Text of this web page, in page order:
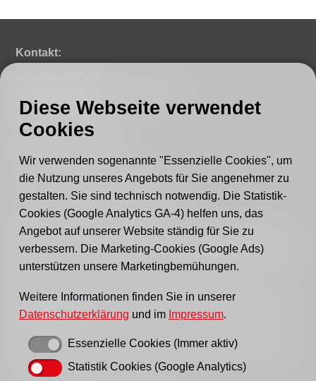
Kontakt:
Lindenstraße 46
15517 Fürstenwalde
Fax: 03361 - 592221
E-mail:post@awo-fuewa.de
Sprechzeiten Geschäftsstelle:
Sie erreichen uns persönlich telefonisch donnerstags
von 9–12 Uhr bzw. dienstags und donnerstags von 14–
16 Uhr.
Außerhalb der Sprechzeiten erreichen Sie uns
Kontaktformular.
Gern können Sie uns auch einen Brief schreiben oder
ein Fax senden.
Diese Webseite verwendet
Cookies
Wir verwenden sogenannte "Essenzielle Cookies", um
die Nutzung unseres Angebots für Sie angenehmer zu
gestalten. Sie sind technisch notwendig. Die Statistik-
Cookies (Google Analytics GA-4) helfen uns, das
Angebot auf unserer Website ständig für Sie zu
verbessern. Die Marketing-Cookies (Google Ads)
unterstützen unsere Marketingbemühungen.
Weitere Informationen finden Sie in unserer
Datenschutzerklärung und im Impressum.
Essenzielle Cookies (Immer aktiv)
Statistik Cookies (Google Analytics)